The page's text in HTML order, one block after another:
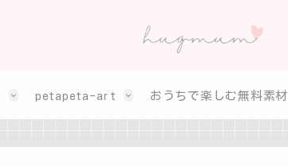
petapeta-art おうちで楽しむ無料素材